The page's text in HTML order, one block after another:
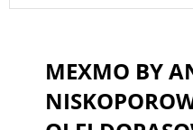
MEXMO BY